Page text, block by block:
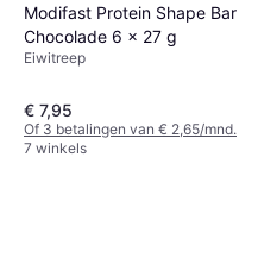
Modifast Protein Shape Bar
Chocolade 6 x 27 g
Eiwitreep
€ 7,95
Of 3 betalingen van € 2,65/mnd.
7 winkels